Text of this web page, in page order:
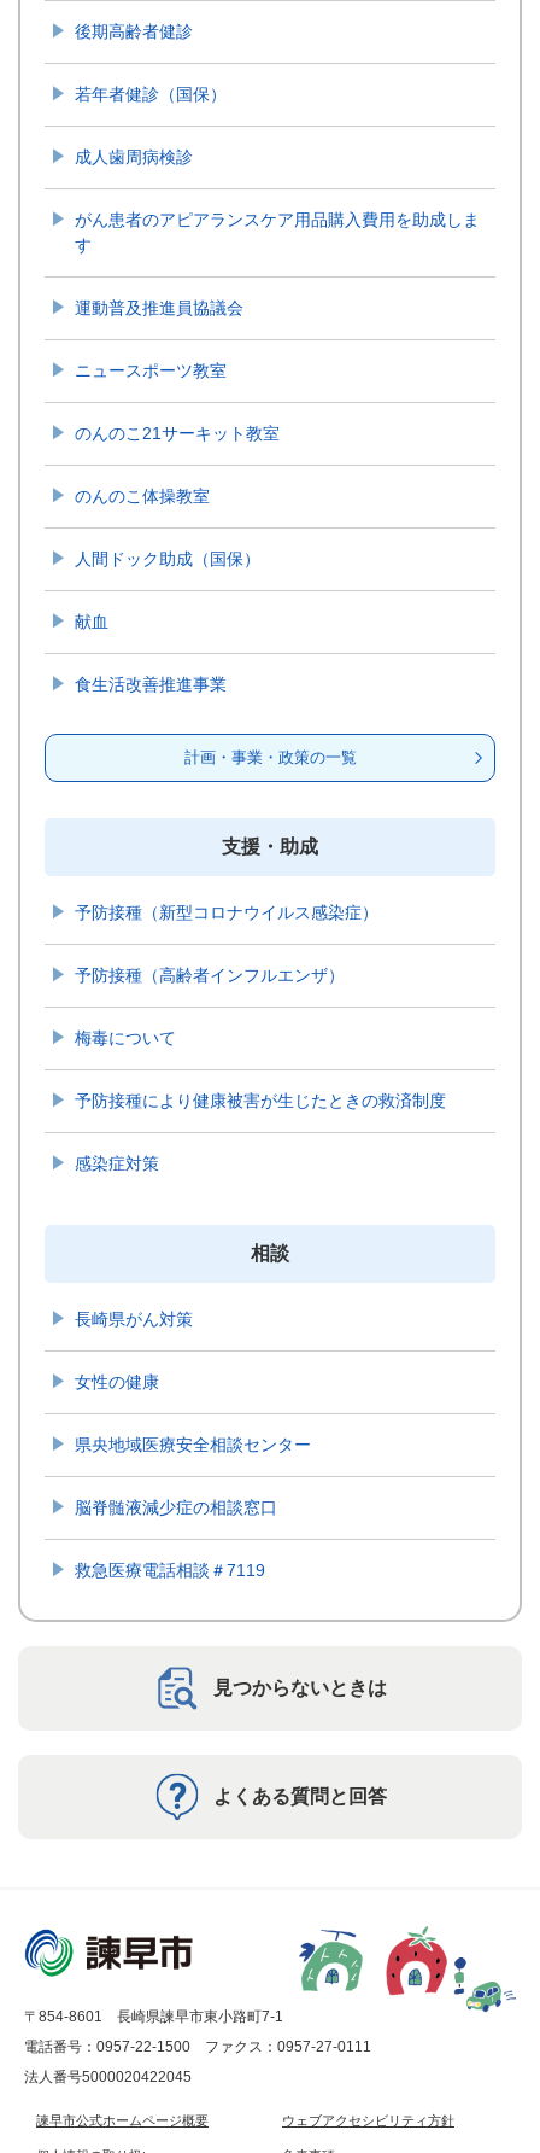
後期高齢者健診
若年者健診（国保）
成人歯周病検診
がん患者のアピアランスケア用品購入費用を助成しま
す
運動普及推進員協議会
ニュースポーツ教室
のんのこ21サーキット教室
のんのこ体操教室
人間ドック助成（国保）
献血
食生活改善推進事業
計画・事業・政策の一覧
支援・助成
予防接種（新型コロナウイルス感染症）
予防接種（高齢者インフルエンザ）
梅毒について
予防接種により健康被害が生じたときの救済制度
感染症対策
相談
長崎県がん対策
女性の健康
県央地域医療安全相談センター
脳脊髄液減少症の相談窓口
救急医療電話相談＃7119
見つからないときは
よくある質問と回答
〒854-8601 長崎県諫早市東小路町7-1
電話番号：0957-22-1500
ファクス：0957-27-0111
法人番号5000020422045
諫早市公式ホームページ概要 ウェブアクセシビリティ方針